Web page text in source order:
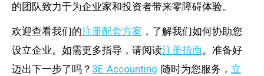
的团队致力于为企业家和投资者带来零障碍体验。
欢迎查看我们的注册配套方案 ，了解我们如何协助您
设立企业。如需更多指导，请阅读注册指南。准备好
迈出下一步了吗？ 3E Accounting 随时为您服务， 立